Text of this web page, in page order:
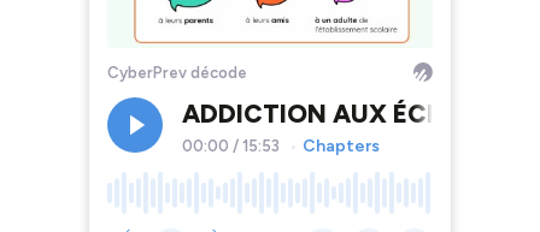
CyberPrev décode
ADDICTION AUX ÉCRANS,
00:00 / 15:53 Chapters